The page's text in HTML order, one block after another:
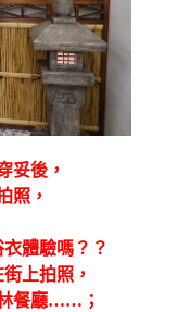
妥後，
照，
體驗嗎？？
上拍照，
餐廳……；